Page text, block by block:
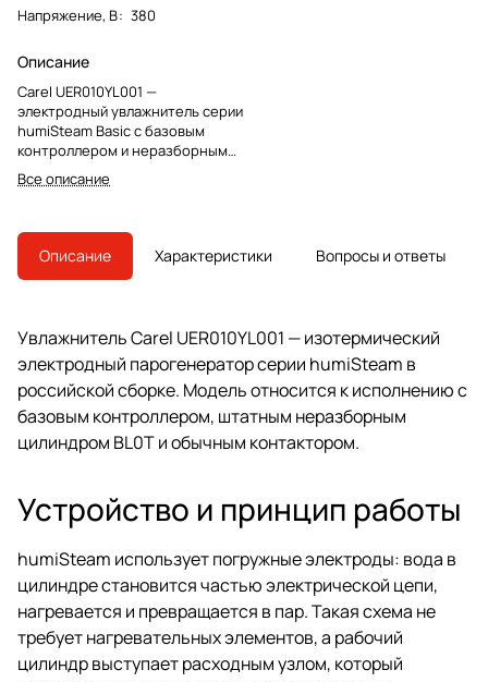
Напряжение, В: 380
Описание
Carel UER010YL001 —
электродный увлажнитель серии
humiSteam Basic с базовым
контроллером и неразборным
цилиндром BL0T. Модель
российской сборки, снята с
UE010XL001.
Все описание
Описание Характеристики Вопросы и ответы
Увлажнитель Carel UER010YL001 — изотермический
электродный парогенератор серии humiSteam в
российской сборке. Модель относится к исполнению с
базовым контроллером, штатным неразборным
цилиндром BL0T и обычным контактором.
Устройство и принцип работы
humiSteam использует погружные электроды: вода в
цилиндре становится частью электрической цепи,
нагревается и превращается в пар. Такая схема не
требует нагревательных элементов, а рабочий
цилиндр выступает расходным узлом, который